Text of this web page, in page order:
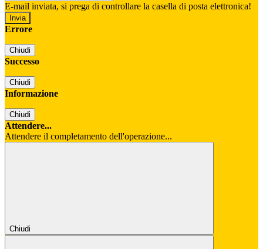
E-mail inviata, si prega di controllare la casella di posta elettronica!
Errore
Chiudi
Successo
Chiudi
Informazione
Chiudi
Attendere...
Attendere il completamento dell'operazione...
Chiudi